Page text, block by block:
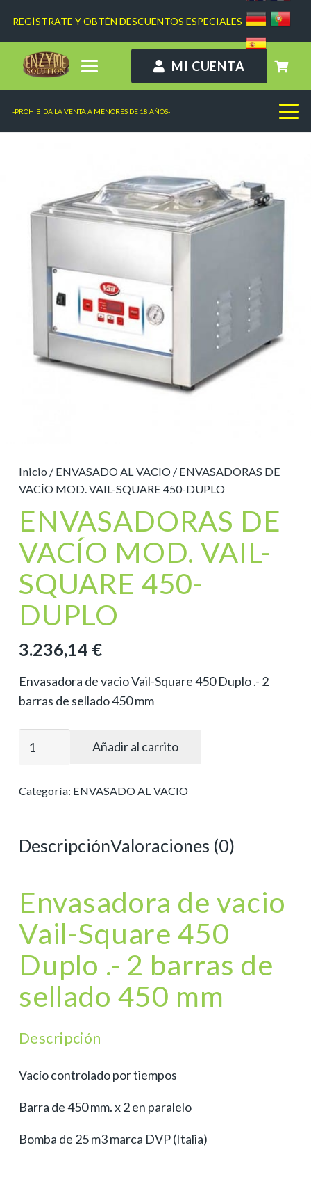
REGÍSTRATE Y OBTÉN DESCUENTOS ESPECIALES
MI CUENTA
-PROHIBIDA LA VENTA A MENORES DE 18 AÑOS-
Inicio / ENVASADO AL VACIO / ENVASADORAS DE
VACÍO MOD. VAIL-SQUARE 450-DUPLO
ENVASADORAS DE
VACÍO MOD. VAIL-
SQUARE 450-
DUPLO
3.236,14 €
Envasadora de vacio Vail-Square 450 Duplo .- 2
barras de sellado 450 mm
MOD.
SQUARE
450-
cantidad
Añadir al carrito
Categoría: ENVASADO AL VACIO
DescripciónValoraciones (0)
Envasadora de vacio
Vail-Square 450
Duplo .- 2 barras de
sellado 450 mm
Descripción
Vacío controlado por tiempos
Barra de 450 mm. x 2 en paralelo
Bomba de 25 m3 marca DVP (Italia)